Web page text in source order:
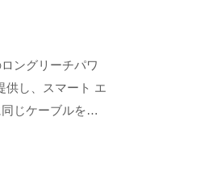
ングリーチパワ
供し、スマート エ
じケーブルを介